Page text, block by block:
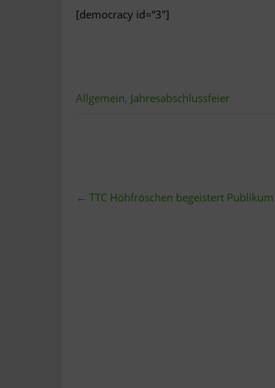
[democracy id=“3″]
Allgemein, Jahresabschlussfeier
navigation
← TTC Höhfröschen begeistert Publikum